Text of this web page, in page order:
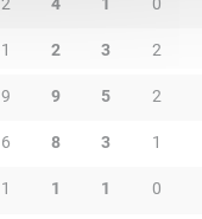
1 2 3 2
9 9 5 2
6 8 3 1
1 1 1 0